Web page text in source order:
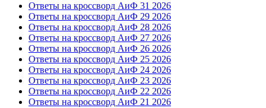
Ответы на кроссворд АиФ 31 2026
Ответы на кроссворд АиФ 29 2026
Ответы на кроссворд АиФ 28 2026
Ответы на кроссворд АиФ 27 2026
Ответы на кроссворд АиФ 26 2026
Ответы на кроссворд АиФ 25 2026
Ответы на кроссворд АиФ 24 2026
Ответы на кроссворд АиФ 23 2026
Ответы на кроссворд АиФ 22 2026
Ответы на кроссворд АиФ 21 2026